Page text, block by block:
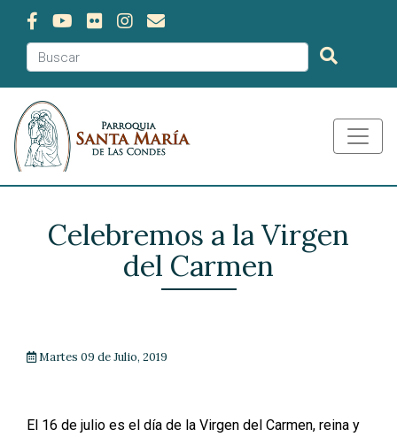
Celebremos a la Virgen
del Carmen
Martes 09 de Julio, 2019
El 16 de julio es el día de la Virgen del Carmen, reina y